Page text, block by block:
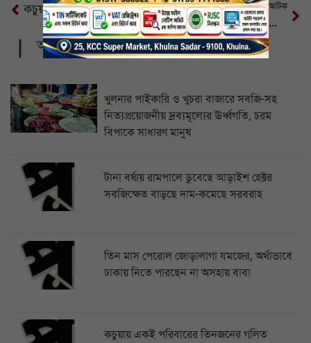
কচুয়ায় গুচ্ছগ্রামে আগুন কয়রায় ফাঁদে হরিণ আটক
যশোরের ভবদহে জলাবদ্ধতা এবারও বোরোর আবাদ হলো না ৭ হাজার হেক্টর জমিতে
আরও খবর
খুলনার পাইকারি ও খুচরা বাজারে সবজি-সহ
নিত্যপ্রয়োজনীয় দ্রব্যমূল্যের ঊর্ধ্বগতি, চরম
বিপাকে সাধারণ মানুষ
টানা বর্ষায় রামপালে ডুবেছে আড়াইশ হেক্টর
সবজিক্ষেত বাড়ছে দাম-কমেছে সরবরাহ
তিন মাস পেরোল জোড়ালাগা যমজের, অর্থাভাবে
ঢাকায় নিতে পারছেন না অসহায় বাবা
কচুয়ায় একই পরিবারের তিনজনের গলিত